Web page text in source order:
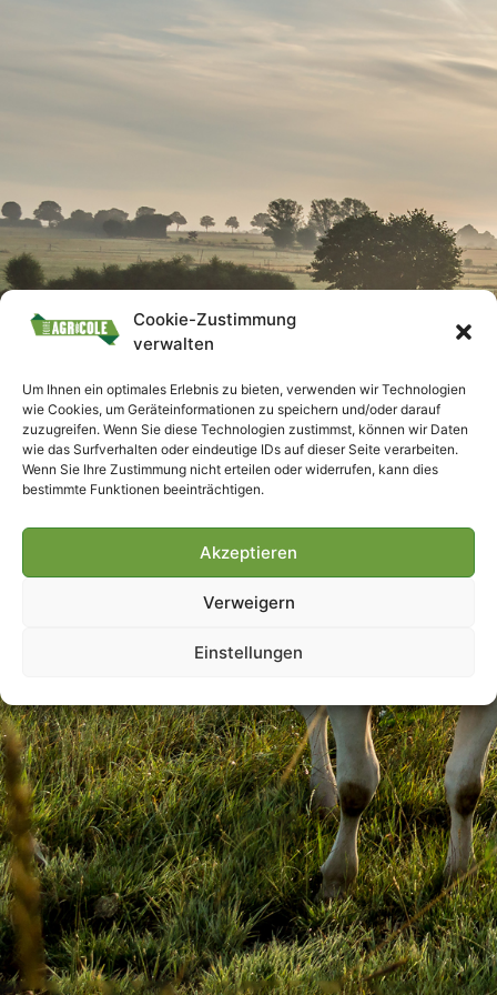
Cookie-Zustimmung
verwalten
Um Ihnen ein optimales Erlebnis zu bieten, verwenden wir Technologien
wie Cookies, um Geräteinformationen zu speichern und/oder darauf
zuzugreifen. Wenn Sie diese Technologien zustimmst, können wir Daten
wie das Surfverhalten oder eindeutige IDs auf dieser Seite verarbeiten.
Wenn Sie Ihre Zustimmung nicht erteilen oder widerrufen, kann dies
bestimmte Funktionen beeinträchtigen.
Akzeptieren
Verweigern
Einstellungen
Villmools Merci! Bis nächst
Joer!